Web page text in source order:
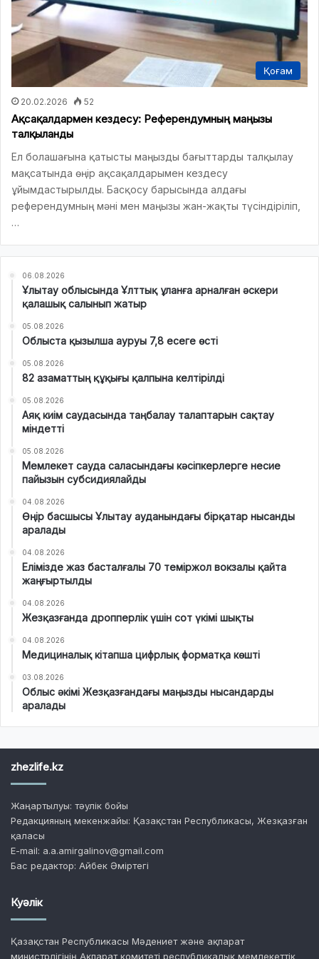
Қоғам
20.02.2026 52
Ақсақалдармен кездесу: Референдумның маңызы
талқыланды
Ел болашағына қатысты маңызды бағыттарды талқылау
мақсатында өңір ақсақалдарымен кездесу
ұйымдастырылды. Басқосу барысында алдағы
референдумның мәні мен маңызы жан-жақты түсіндіріліп,
…
06.08.2026
Ұлытау облысында Ұлттық ұланға арналған әскери
қалашық салынып жатыр
05.08.2026
Облыста қызылша ауруы 7,8 есеге өсті
05.08.2026
82 азаматтың құқығы қалпына келтірілді
05.08.2026
Аяқ киім саудасында таңбалау талаптарын сақтау
міндетті
05.08.2026
Мемлекет сауда саласындағы кәсіпкерлерге несие
пайызын субсидиялайды
04.08.2026
Өңір басшысы Ұлытау ауданындағы бірқатар нысанды
аралады
04.08.2026
Елімізде жаз басталғалы 70 теміржол вокзалы қайта
жаңғыртылды
04.08.2026
Жезқазғанда дропперлік үшін сот үкімі шықты
04.08.2026
Медициналық кітапша цифрлық форматқа көшті
03.08.2026
Облыс әкімі Жезқазғандағы маңызды нысандарды
аралады
zhezlife.kz
Жаңартылуы: тәулік бойы
Редакцияның мекенжайы: Қазақстан Республикасы, Жезқазған
қаласы
E-mail: a.a.amirgalinov@gmail.com
Бас редактор: Айбек Әміртегі
Куәлік
Қазақстан Республикасы Мәдениет және ақпарат
министрлігінің Ақпарат комитеті республикалық мемлекеттік